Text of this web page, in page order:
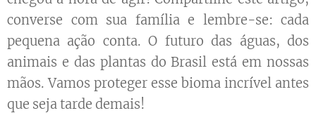
converse com sua família e lembre-se: cada
pequena ação conta. O futuro das águas, dos
animais e das plantas do Brasil está em nossas
mãos. Vamos proteger esse bioma incrível antes
que seja tarde demais!